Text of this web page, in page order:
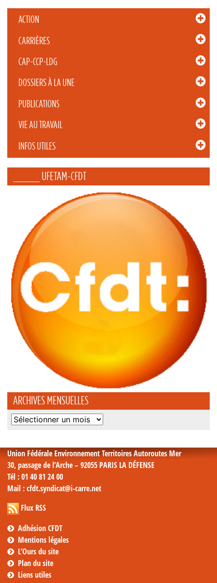
ACTION
CARRIÈRES
CAP-CCP-LDG
DOSSIERS À LA UNE
PUBLICATIONS
VIE AU TRAVAIL
INFOS UTILES
_____ UFETAM-CFDT
ARCHIVES MENSUELLES
Archives
Union Fédérale Environnement Territoires Autoroutes Mer
30, passage de l’Arche – 92055 PARIS LA DÉFENSE
Tél : 01 40 81 24 00
Mail : cfdt.syndicat@i-carre.net
Flux RSS
Adhésion CFDT
Mentions légales
L’Ours du site
Plan du site
Liens utiles